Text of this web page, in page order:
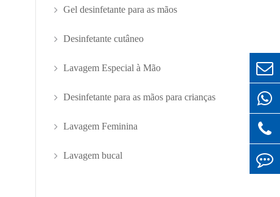
Gel desinfetante para as mãos
Desinfetante cutâneo
Lavagem Especial à Mão
Desinfetante para as mãos para crianças
Lavagem Feminina
Lavagem bucal